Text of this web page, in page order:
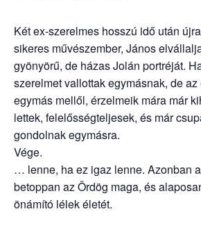
Két ex-szerelmes hosszú idő után
sikeres művészember, János
gyönyörű, de házas Jolán portréját.
szerelmet vallottak egymásnak, de
egymás mellől, érzelmeik mára már
lettek, felelősségteljesek, és már
gondolnak egymásra.
Vége.
… lenne, ha ez igaz lenne. Azonban
betoppan az Ördög maga, és
önámító lélek életét.